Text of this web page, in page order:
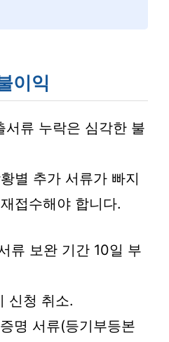
이익
서류 누락은 심각한 불
별 추가 서류가 빠지
접수해야 합니다.
류 보완 기간 10일 부
신청 취소.
명 서류(등기부등본